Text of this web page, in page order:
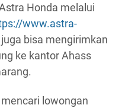
Honda melalui
www.astra-
bisa mengirimkan
ke kantor Ahass
lowongan